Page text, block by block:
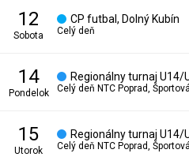
12
sobota
CP futbal, Dolný Kubín
Celý deň
14
pondelok
Regionálny turnaj U14/
Celý deň NTC Poprad,
15
utorok
Regionálny turnaj U14/
Celý deň NTC Poprad,